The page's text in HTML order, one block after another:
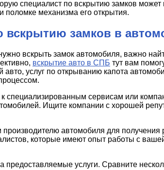
специалист по вскрытию замков
поломке механизма его открытия.
вскрытию замков в
вскрыть замок автомобиля, важно
вскрытие авто в СПБ тут вам
услуг по открыванию капота
специализированным сервисам или
Ищите компании с хорошей
автомобиля для получения
которые имеют опыт работы с
предоставляемые услуги. Сравните